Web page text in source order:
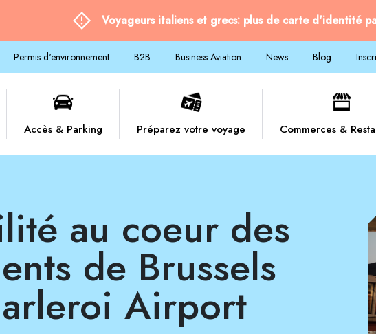
Voyageurs italiens et grecs: plus de carte d'identité
Permis d'environnement B2B Business Aviation News Blog
Accès & Parking Préparez votre voyage Commerces &
de Brussels
Airport